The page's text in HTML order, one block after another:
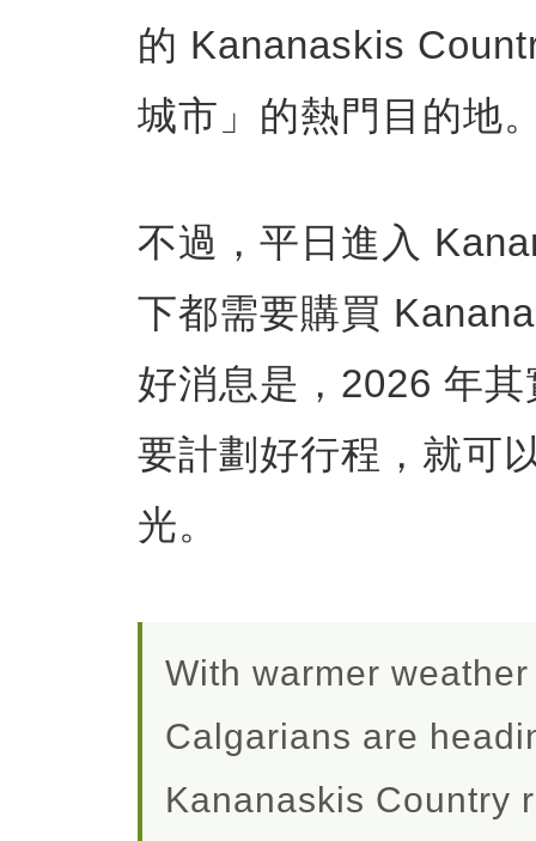
的 Kananaskis
城市」的熱門目的地
不過，平日進入
下都需要購買
好消息是，2026 年
要計劃好行程，就可
光。
With warmer
Calgarians are
Kananaskis Country